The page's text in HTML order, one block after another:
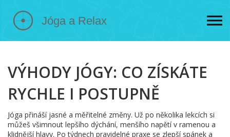
VÝHODY JÓGY: CO ZÍSKÁTE
RYCHLE I POSTUPNĚ
Jóga přináší jasné a měřitelné změny. Už po několika lekcích si
můžeš všimnout lepšího dýchání, menšího napětí v ramenou a
klidnější hlavy. Po týdnech pravidelné praxe se zlepší spánek a